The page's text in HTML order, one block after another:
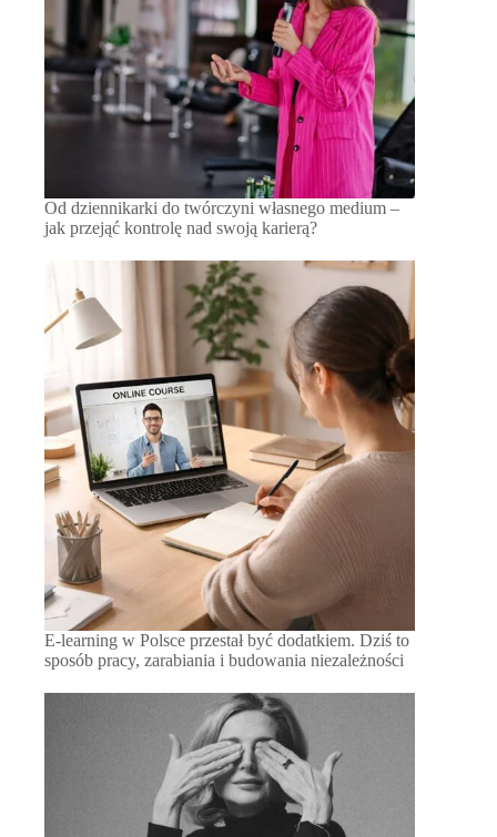
Od dziennikarki do twórczyni własnego medium –
jak przejąć kontrolę nad swoją karierą?
E-learning w Polsce przestał być dodatkiem. Dziś to
sposób pracy, zarabiania i budowania niezależności